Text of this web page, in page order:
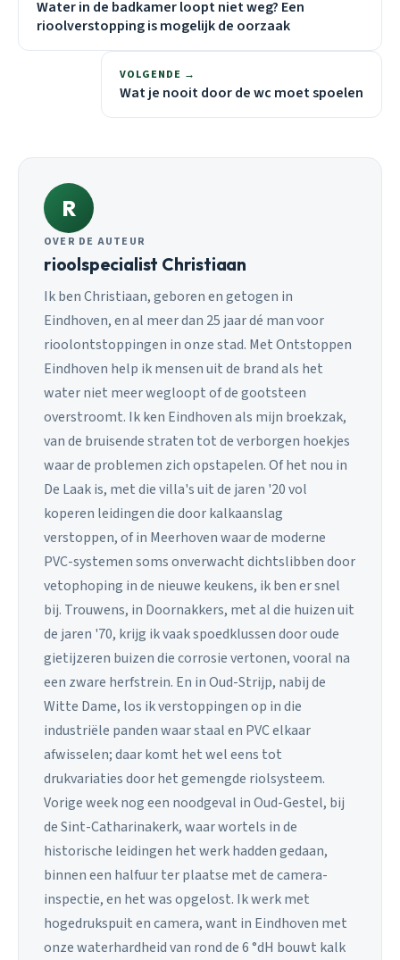
Water in de badkamer loopt niet weg? Een
rioolverstopping is mogelijk de oorzaak
VOLGENDE →
Wat je nooit door de wc moet spoelen
R
OVER DE AUTEUR
rioolspecialist Christiaan
Ik ben Christiaan, geboren en getogen in
Eindhoven, en al meer dan 25 jaar dé man voor
rioolontstoppingen in onze stad. Met Ontstoppen
Eindhoven help ik mensen uit de brand als het
water niet meer wegloopt of de gootsteen
overstroomt. Ik ken Eindhoven als mijn broekzak,
van de bruisende straten tot de verborgen hoekjes
waar de problemen zich opstapelen. Of het nou in
De Laak is, met die villa's uit de jaren '20 vol
koperen leidingen die door kalkaanslag
verstoppen, of in Meerhoven waar de moderne
PVC-systemen soms onverwacht dichtslibben door
vetophoping in de nieuwe keukens, ik ben er snel
bij. Trouwens, in Doornakkers, met al die huizen uit
de jaren '70, krijg ik vaak spoedklussen door oude
gietijzeren buizen die corrosie vertonen, vooral na
een zware herfstrein. En in Oud-Strijp, nabij de
Witte Dame, los ik verstoppingen op in die
industriële panden waar staal en PVC elkaar
afwisselen; daar komt het wel eens tot
drukvariaties door het gemengde riolsysteem.
Vorige week nog een noodgeval in Oud-Gestel, bij
de Sint-Catharinakerk, waar wortels in de
historische leidingen het werk hadden gedaan,
binnen een halfuur ter plaatse met de camera-
inspectie, en het was opgelost. Ik werk met
hogedrukspuit en camera, want in Eindhoven met
onze waterhardheid van rond de 6 °dH bouwt kalk